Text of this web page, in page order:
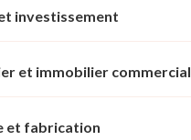
investissement
et immobilier commercial
et fabrication